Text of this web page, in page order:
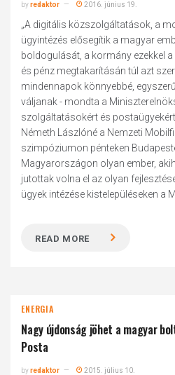
byredaktor 2016. június 19.
„A digitális közszolgáltatások, a
ügyintézés elősegítik a magyar
boldogulását, a kormány ezekkel
és pénz megtakarításán túl azt
mindennapok könnyebbé,
váljanak - mondta a
szolgáltatásokért és
Németh Lászlóné a Nemzeti
szimpóziumon pénteken
Magyarországon olyan ember,
jutottak volna el az olyan
ügyek intézése kistelepüléseken a
READ MORE
ENERGIA
Nagy újdonság jöhet a magyar
Posta
byredaktor 2015. július 10.